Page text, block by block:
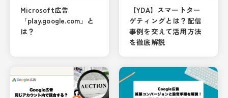
Microsoft広告
「play.google.com」と
は？
【YDA】スマートター
ゲティングとは？配信
事例を交えて活用方法
を徹底解説